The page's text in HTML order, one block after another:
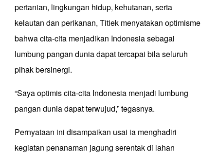
pertanian, lingkungan hidup, kehutanan, serta
kelautan dan perikanan, Titiek menyatakan optimisme
bahwa cita-cita menjadikan Indonesia sebagai
lumbung pangan dunia dapat tercapai bila seluruh
pihak bersinergi.
“Saya optimis cita-cita Indonesia menjadi lumbung
pangan dunia dapat terwujud,” tegasnya.
Pernyataan ini disampaikan usai ia menghadiri
kegiatan penanaman jagung serentak di lahan